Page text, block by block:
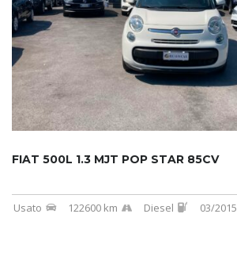
FIAT 500L 1.3 MJT POP STAR 85CV
Usato 122600 km Diesel 03/2015